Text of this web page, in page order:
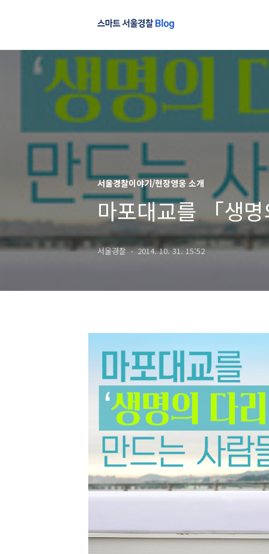
서울경찰이야기/현장영웅 소개
마포대교를 「생
서울경찰 2014. 10. 31. 15:52